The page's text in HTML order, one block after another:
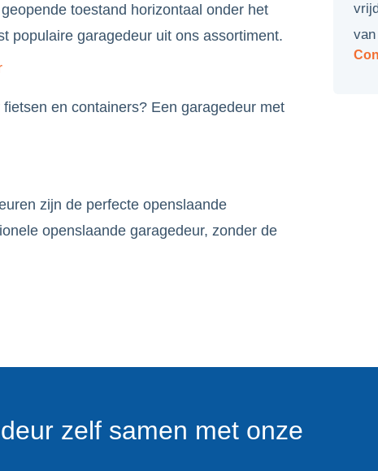
toestand horizontaal onder het
populaire garagedeur uit ons assortiment.
en containers? Een garagedeur met
zijn de perfecte openslaande
openslaande garagedeur, zonder de
zelf samen met onze